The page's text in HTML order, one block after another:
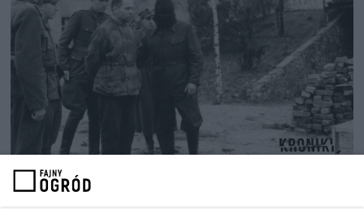
Ostatnie godziny komendanta